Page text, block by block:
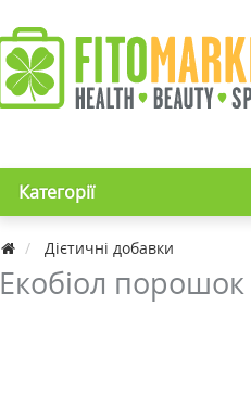
Категорії
Дієтичні добавки
Екобіол